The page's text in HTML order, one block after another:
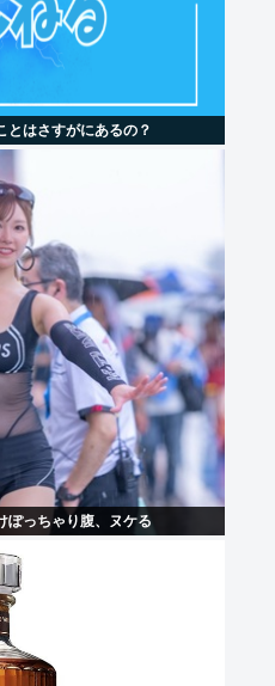
とはさすがにあるの？
ぽっちゃり腹、ヌケる